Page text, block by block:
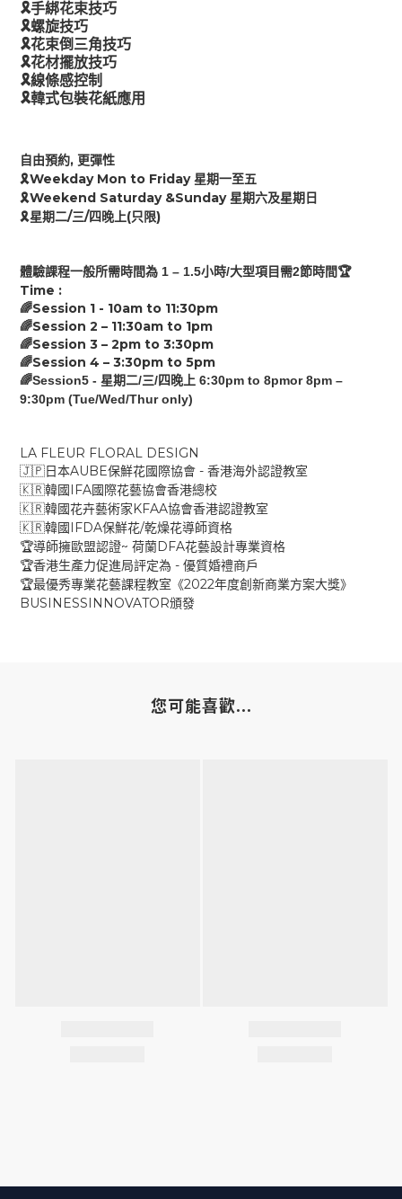
🎗手綁花束技巧
🎗螺旋技巧
🎗花束倒三角技巧
🎗花材擺放技巧
🎗線條感控制
🎗韓式包裝花紙應用
自由預約, 更彈性
🎗Weekday Mon to Friday 星期一至五
🎗Weekend Saturday &Sunday 星期六及星期日
🎗星期二/三/四 晚上(只限)
體驗課程一般所需時間為 1 – 1.5小時/大型項目需2節時間 🏆
Time :
🌈Session 1 - 10am to 11:30pm
🌈Session 2 – 11:30am to 1pm
🌈Session 3 – 2pm to 3:30pm
🌈Session 4 – 3:30pm to 5pm
🌈Session5 - 星期二/三/四晚上 6:30pm to 8pmor 8pm –
9:30pm (Tue/Wed/Thur only)
LA FLEUR FLORAL DESIGN
🇯🇵 日本AUBE保鮮花國際協會 - 香港海外認證教室
🇰🇷韓國 IFA國際花藝協會香港總校
🇰🇷韓國花卉藝術家 KFAA協會香港認證教室
🇰🇷韓國 IFDA保鮮花/乾燥花導師資格
🏆導師擁歐盟認證~ 荷蘭 DFA花藝設計專業資格
🏆香港生產力促進局評定為 - 優質婚禮商戶
🏆最優秀專業花藝課程教室《2022年度創新商業方案大獎》
BUSINESSINNOVATOR頒發
您可能喜歡...